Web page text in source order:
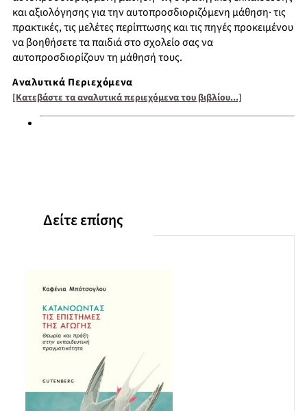
και αξιολόγησης για την αυτοπροσδιοριζόμενη μάθηση· τις
πρακτικές, τις μελέτες περίπτωσης και τις πηγές προκειμένου
να βοηθήσετε τα παιδιά στο σχολείο σας να
αυτοπροσδιορίζουν τη μάθησή τους.
Αναλυτικά Περιεχόμενα
[Κατεβάστε τα αναλυτικά περιεχόμενα του βιβλίου...]
Δείτε επίσης